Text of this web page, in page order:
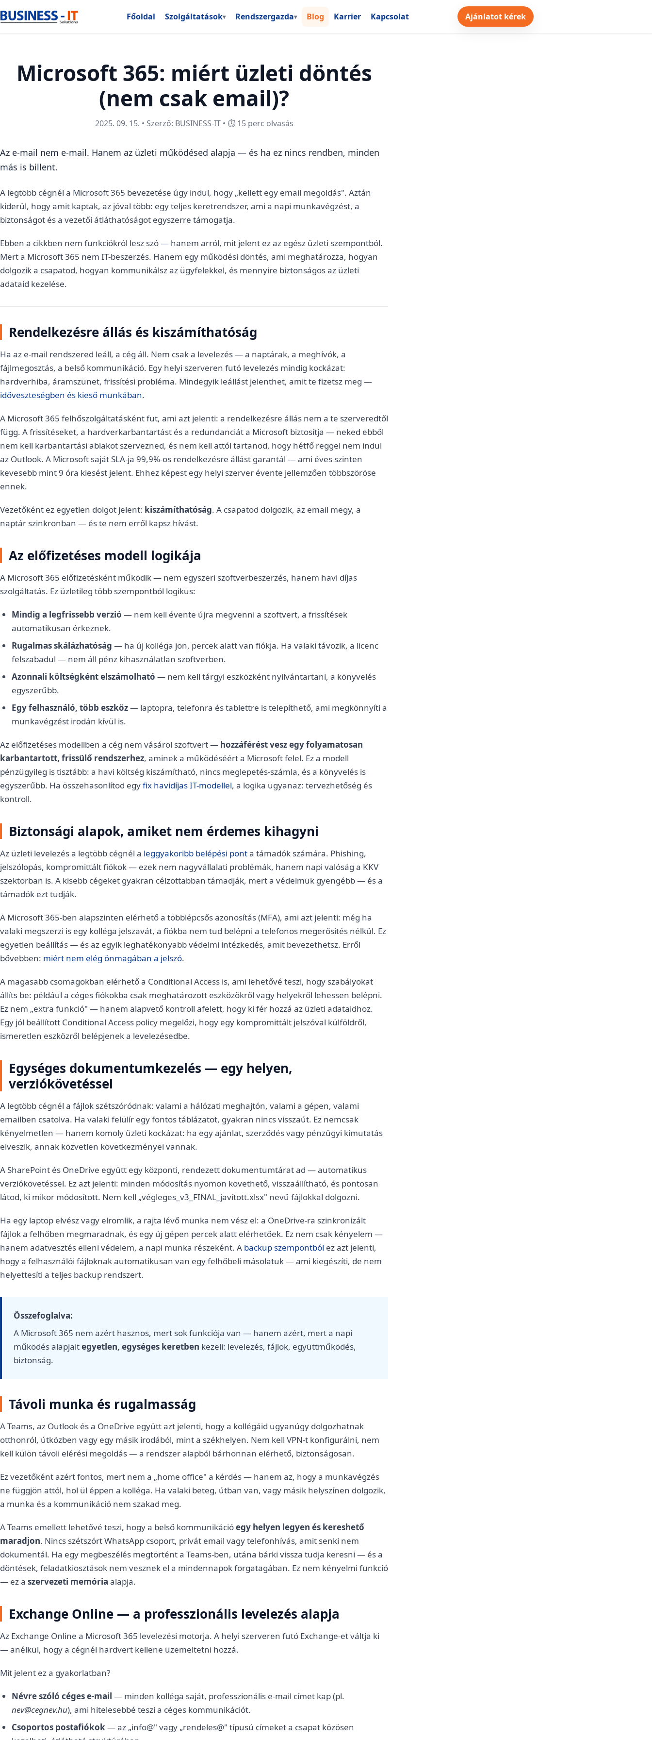
Főoldal Szolgáltatások▾ Rendszergazda▾ Blog Karrier Kapcsolat Ajánlatot kérek
Microsoft 365: miért üzleti döntés
(nem csak email)?
2025. 09. 15. • Szerző: BUSINESS-IT • ⏱️ 15 perc olvasás
Az e-mail nem e-mail. Hanem az üzleti működésed alapja — és ha ez nincs rendben, minden
más is billent.
A legtöbb cégnél a Microsoft 365 bevezetése úgy indul, hogy „kellett egy email megoldás". Aztán
kiderül, hogy amit kaptak, az jóval több: egy teljes keretrendszer, ami a napi munkavégzést, a
biztonságot és a vezetői átláthatóságot egyszerre támogatja.
Ebben a cikkben nem funkciókról lesz szó — hanem arról, mit jelent ez az egész üzleti szempontból.
Mert a Microsoft 365 nem IT-beszerzés. Hanem egy működési döntés, ami meghatározza, hogyan
dolgozik a csapatod, hogyan kommunikálsz az ügyfelekkel, és mennyire biztonságos az üzleti
adataid kezelése.
Rendelkezésre állás és kiszámíthatóság
Ha az e-mail rendszered leáll, a cég áll. Nem csak a levelezés — a naptárak, a meghívók, a
fájlmegosztás, a belső kommunikáció. Egy helyi szerveren futó levelezés mindig kockázat:
hardverhiba, áramszünet, frissítési probléma. Mindegyik leállást jelenthet, amit te fizetsz meg —
időveszteségben és kieső munkában.
A Microsoft 365 felhőszolgáltatásként fut, ami azt jelenti: a rendelkezésre állás nem a te szerveredtől
függ. A frissítéseket, a hardverkarbantartást és a redundanciát a Microsoft biztosítja — neked ebből
nem kell karbantartási ablakot szervezned, és nem kell attól tartanod, hogy hétfő reggel nem indul
az Outlook. A Microsoft saját SLA-ja 99,9%-os rendelkezésre állást garantál — ami éves szinten
kevesebb mint 9 óra kiesést jelent. Ehhez képest egy helyi szerver évente jellemzően többszöröse
ennek.
Vezetőként ez egyetlen dolgot jelent: kiszámíthatóság. A csapatod dolgozik, az email megy, a
naptár szinkronban — és te nem erről kapsz hívást.
Az előfizetéses modell logikája
A Microsoft 365 előfizetésként működik — nem egyszeri szoftverbeszerzés, hanem havi díjas
szolgáltatás. Ez üzletileg több szempontból logikus:
Mindig a legfrissebb verzió — nem kell évente újra megvenni a szoftvert, a frissítések
automatikusan érkeznek.
Rugalmas skálázhatóság — ha új kolléga jön, percek alatt van fiókja. Ha valaki távozik, a licenc
felszabadul — nem áll pénz kihasználatlan szoftverben.
Azonnali költségként elszámolható — nem kell tárgyi eszközként nyilvántartani, a könyvelés
egyszerűbb.
Egy felhasználó, több eszköz— laptopra, telefonra és tablettre is telepíthető, ami megkönnyíti a
munkavégzést irodán kívül is.
Az előfizetéses modellben a cég nem vásárol szoftvert — hozzáférést vesz egy folyamatosan
karbantartott, frissülő rendszerhez, aminek a működéséért a Microsoft felel. Ez a modell
pénzügyileg is tisztább: a havi költség kiszámítható, nincs meglepetés-számla, és a könyvelés is
egyszerűbb. Ha összehasonlítod egyfix havidíjas IT-modellel, a logika ugyanaz: tervezhetőség és
kontroll.
Biztonsági alapok, amiket nem érdemes kihagyni
Az üzleti levelezés a legtöbb cégnél a leggyakoribb belépési ponta támadók számára. Phishing,
jelszólopás, kompromittált fiókok — ezek nem nagyvállalati problémák, hanem napi valóság a KKV
szektorban is. A kisebb cégeket gyakran célzottabban támadják, mert a védelmük gyengébb — és a
támadók ezt tudják.
A Microsoft 365-ben alapszinten elérhető a többlépcsős azonosítás (MFA), ami azt jelenti: még ha
valaki megszerzi is egy kolléga jelszavát, a fiókba nem tud belépni a telefonos megerősítés nélkül. Ez
egyetlen beállítás — és az egyik leghatékonyabb védelmi intézkedés, amit bevezethetsz. Erről
bővebben: miért nem elég önmagában a jelszó.
A magasabb csomagokban elérhető a Conditional Access is, ami lehetővé teszi, hogy szabályokat
állíts be: például a céges fiókokba csak meghatározott eszközökről vagy helyekről lehessen belépni.
Ez nem „extra funkció" — hanem alapvető kontroll afelett, hogy ki fér hozzá az üzleti adataidhoz.
Egy jól beállított Conditional Access policy megelőzi, hogy egy kompromittált jelszóval külföldről,
ismeretlen eszközről belépjenek a levelezésedbe.
Egységes dokumentumkezelés — egy helyen,
verziókövetéssel
A legtöbb cégnél a fájlok szétszóródnak: valami a hálózati meghajtón, valami a gépen, valami
emailben csatolva. Ha valaki felülír egy fontos táblázatot, gyakran nincs visszaút. Ez nemcsak
kényelmetlen — hanem komoly üzleti kockázat: ha egy ajánlat, szerződés vagy pénzügyi kimutatás
elveszik, annak közvetlen következményei vannak.
A SharePoint és OneDrive együtt egy központi, rendezett dokumentumtárat ad — automatikus
verziókövetéssel. Ez azt jelenti: minden módosítás nyomon követhető, visszaállítható, és pontosan
látod, ki mikor módosított. Nem kell „végleges_v3_FINAL_javított.xlsx" nevű fájlokkal dolgozni.
Ha egy laptop elvész vagy elromlik, a rajta lévő munka nem vész el: a OneDrive-ra szinkronizált
fájlok a felhőben megmaradnak, és egy új gépen percek alatt elérhetőek. Ez nem csak kényelem —
hanem adatvesztés elleni védelem, a napi munka részeként. A backup szempontból ez azt jelenti,
hogy a felhasználói fájloknak automatikusan van egy felhőbeli másolatuk — ami kiegészíti, de nem
helyettesíti a teljes backup rendszert.
Összefoglalva:
A Microsoft 365 nem azért hasznos, mert sok funkciója van — hanem azért, mert a napi
működés alapjaitegyetlen, egységes keretben kezeli: levelezés, fájlok, együttműködés,
biztonság.
Távoli munka és rugalmasság
A Teams, az Outlook és a OneDrive együtt azt jelenti, hogy a kollégáid ugyanúgy dolgozhatnak
otthonról, útközben vagy egy másik irodából, mint a székhelyen. Nem kell VPN-t konfigurálni, nem
kell külön távoli elérési megoldás — a rendszer alapból bárhonnan elérhető, biztonságosan.
Ez vezetőként azért fontos, mert nem a „home office" a kérdés — hanem az, hogy a munkavégzés
ne függjön attól, hol ül éppen a kolléga. Ha valaki beteg, útban van, vagy másik helyszínen dolgozik,
a munka és a kommunikáció nem szakad meg.
A Teams emellett lehetővé teszi, hogy a belső kommunikációegy helyen legyen és kereshető
maradjon. Nincs szétszórt WhatsApp csoport, privát email vagy telefonhívás, amit senki nem
dokumentál. Ha egy megbeszélés megtörtént a Teams-ben, utána bárki vissza tudja keresni — és a
döntések, feladatkiosztások nem vesznek el a mindennapok forgatagában. Ez nem kényelmi funkció
— ez a szervezeti memória alapja.
Exchange Online — a professzionális levelezés alapja
Az Exchange Online a Microsoft 365 levelezési motorja. A helyi szerveren futó Exchange-et váltja ki
— anélkül, hogy a cégnél hardvert kellene üzemeltetni hozzá.
Mit jelent ez a gyakorlatban?
Névre szóló céges e-mail — minden kolléga saját, professzionális e-mail címet kap (pl.
nev@cegnev.hu), ami hitelesebbé teszi a céges kommunikációt.
Csoportos postafiókok— az „info@" vagy „rendeles@" típusú címeket a csapat közösen